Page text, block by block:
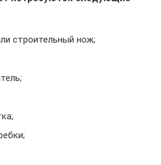
строительный нож;